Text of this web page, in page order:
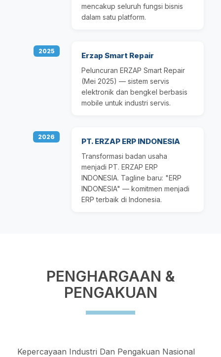
mencakup seluruh fungsi bisnis
dalam satu platform.
2025 Erzap Smart Repair
Peluncuran ERZAP Smart Repair
(Mei 2025) — sistem servis
elektronik dan bengkel berbasis
mobile untuk industri servis.
2026 PT. ERZAP ERP INDONESIA
Transformasi badan usaha
menjadi PT. ERZAP ERP
INDONESIA. Tagline baru: "ERP
INDONESIA" — komitmen menjadi
ERP terbaik di Indonesia.
PENGHARGAAN &
PENGAKUAN
Kepercayaan Industri Dan Pengakuan Nasional